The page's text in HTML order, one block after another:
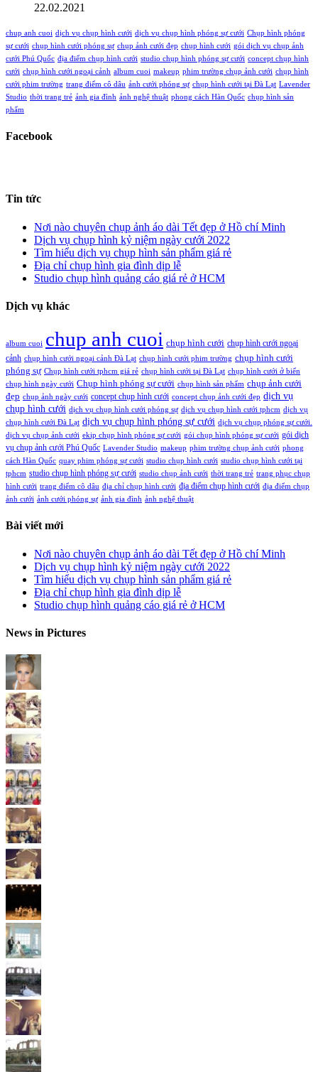
22.02.2021
chup anh cuoi dịch vụ chụp hình cưới dịch vụ chụp hình phóng sự cưới Chụp hình phóng
sự cưới chụp hình cưới phóng sự chụp ảnh cưới đẹp chụp hình cưới gói dịch vụ chụp ảnh
cưới Phú Quốc địa điểm chụp hình cưới studio chụp hình phóng sự cưới concept chụp hình
cưới chụp hình cưới ngoại cảnh album cuoi makeup phim trường chụp ảnh cưới chụp hình
cưới phim trường trang điểm cô dâu ảnh cưới phóng sự chụp hình cưới tại Đà Lạt Lavender
Studio thời trang trẻ ảnh gia đình ảnh nghệ thuật phong cách Hàn Quốc chụp hình sản
phẩm
Facebook
Tin tức
Nơi nào chuyên chụp ảnh áo dài Tết đẹp ở Hồ chí Minh
Dịch vụ chụp hình kỷ niệm ngày cưới 2022
Tìm hiểu dịch vụ chụp hình sản phẩm giá rẻ
Địa chỉ chụp hình gia đình dịp lễ
Studio chụp hình quảng cáo giá rẻ ở HCM
Dịch vụ khác
album cuoi chup anh cuoi chụp hình cưới chụp hình cưới ngoại
cảnh chụp hình cưới ngoại cảnh Đà Lạt chụp hình cưới phim trường chụp hình cưới
phóng sự Chụp hình cưới tphcm giá rẻ chụp hình cưới tại Đà Lạt chụp hình cưới ở biển
chụp hình ngày cưới Chụp hình phóng sự cưới chụp hình sản phẩm chụp ảnh cưới
đẹp chụp ảnh ngày cưới concept chụp hình cưới concept chụp ảnh cưới đẹp dịch vụ
chụp hình cưới dịch vụ chụp hình cưới phóng sự dịch vụ chụp hình cưới tphcm dịch vụ
chụp hình cưới Đà Lạt dịch vụ chụp hình phóng sự cưới dịch vụ chụp phóng sự cưới.
dịch vụ chụp ảnh cưới ekip chụp hình phóng sự cưới gói chụp hình phóng sự cưới gói dịch
vụ chụp ảnh cưới Phú Quốc Lavender Studio makeup phim trường chụp ảnh cưới phong
cách Hàn Quốc quay phim phóng sự cưới studio chụp hình cưới studio chụp hình cưới tại
tphcm studio chụp hình phóng sự cưới studio chụp ảnh cưới thời trang trẻ trang phục chụp
hình cưới trang điểm cô dâu địa chỉ chụp hình cưới địa điểm chụp hình cưới địa điểm chụp
ảnh cưới ảnh cưới phóng sự ảnh gia đình ảnh nghệ thuật
Bài viết mới
Nơi nào chuyên chụp ảnh áo dài Tết đẹp ở Hồ chí Minh
Dịch vụ chụp hình kỷ niệm ngày cưới 2022
Tìm hiểu dịch vụ chụp hình sản phẩm giá rẻ
Địa chỉ chụp hình gia đình dịp lễ
Studio chụp hình quảng cáo giá rẻ ở HCM
News in Pictures